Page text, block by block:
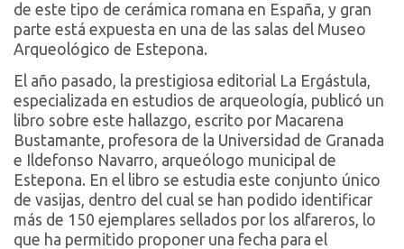
de este tipo de cerámica romana en España, y gran
parte está expuesta en una de las salas del Museo
Arqueológico de Estepona.
El año pasado, la prestigiosa editorial La Ergástula,
especializada en estudios de arqueología, publicó un
libro sobre este hallazgo, escrito por Macarena
Bustamante, profesora de la Universidad de Granada
e Ildefonso Navarro, arqueólogo municipal de
Estepona. En el libro se estudia este conjunto único
de vasijas, dentro del cual se han podido identificar
más de 150 ejemplares sellados por los alfareros, lo
que ha permitido proponer una fecha para el